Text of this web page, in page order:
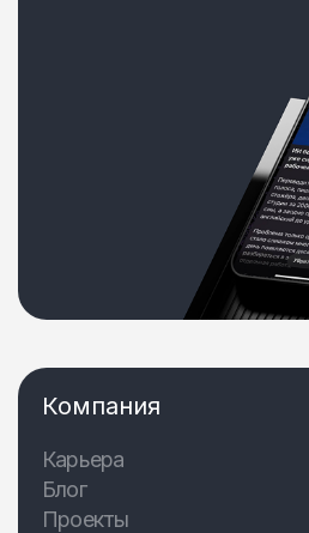
Компания
Карьера
Блог
Проекты